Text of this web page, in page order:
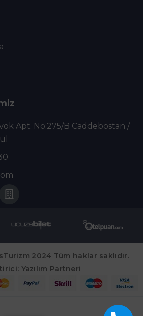
Apt. No:275/B Caddebostan /
2024 Tüm haklar saklıdır.
Yazılım Partneri